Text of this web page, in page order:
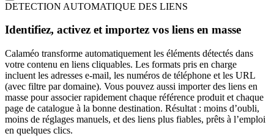
DETECTION AUTOMATIQUE DES LIENS
Identifiez, activez et importez vos liens en masse
Calaméo transforme automatiquement les éléments détectés dans
votre contenu en liens cliquables. Les formats pris en charge
incluent les adresses e-mail, les numéros de téléphone et les URL
(avec filtre par domaine). Vous pouvez aussi importer des liens en
masse pour associer rapidement chaque référence produit et chaque
page de catalogue à la bonne destination. Résultat : moins d’oubli,
moins de réglages manuels, et des liens plus fiables, prêts à l’emploi
en quelques clics.